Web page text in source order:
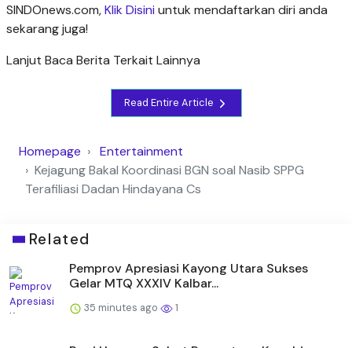
SINDOnews.com,Klik Disini untuk mendaftarkan diri anda
sekarang juga!
Lanjut Baca Berita Terkait Lainnya
Read Entire Article
Homepage
Entertainment
Kejagung Bakal Koordinasi BGN soal Nasib SPPG
Terafiliasi Dadan Hindayana Cs
Related
Pemprov Apresiasi Kayong Utara Sukses
Gelar MTQ XXXIV Kalbar...
35 minutes ago 1